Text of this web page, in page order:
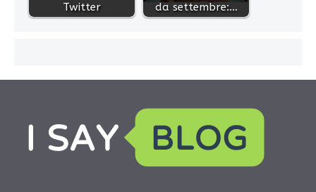
Twitter
da settembre:…